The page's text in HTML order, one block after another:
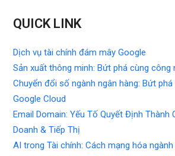
QUICK LINK
Dịch vụ tài chính đám mây Google
Sản xuất thông minh: Bứt phá cùng công
Chuyển đổi số ngành ngân hàng: Bứt phá
Google Cloud
Email Domain: Yếu Tố Quyết Định Thành
Doanh & Tiếp Thị
AI trong Tài chính: Cách mạng hóa